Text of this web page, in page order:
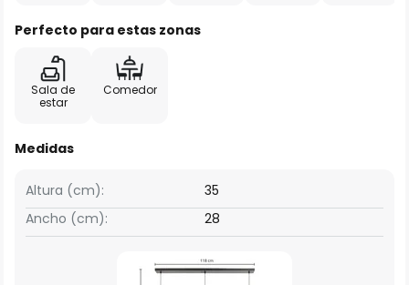
Perfecto para estas zonas
Sala de
estar
Comedor
Medidas
Ancho (cm): 28
Altura (cm): 35